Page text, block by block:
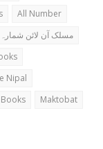
All Number
مسلک آن لائن شمارہ
Nipal
Maktobat